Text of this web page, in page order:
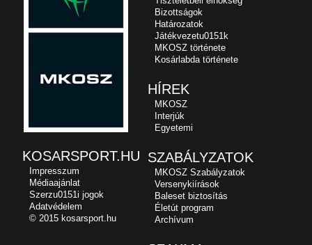
Bizottságok
Határozatok
Játékvezetu0151k
MKOSZ története
Kosárlabda története
HÍREK
MKOSZ
Interjúk
Egyetemi
SZABÁLYZATOK
MKOSZ Szabályzatok
Versenykiírások
Baleset biztosítás
Életút program
Archívum
KOSARSPORT.HU
Impresszum
Médiaajánlat
Szerzu0151i jogok
Adatvédelem
© 2015 kosarsport.hu